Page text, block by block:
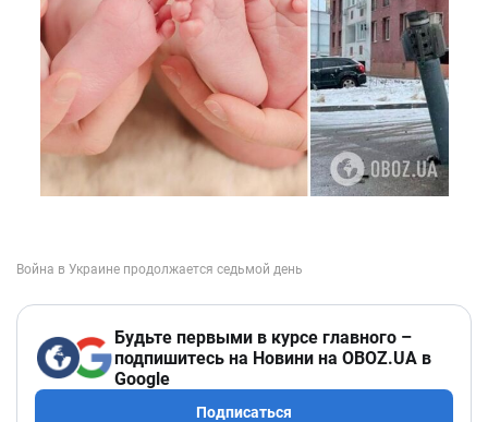
Будьте первыми в курсе главного –
подпишитесь на Новини на OBOZ.UA в
Google
Подписаться